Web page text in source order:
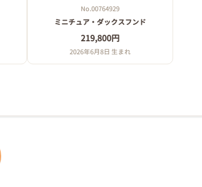
No.00764929
ミニチュア・ダックスフンド
219,800円
2026年6月8日 生まれ